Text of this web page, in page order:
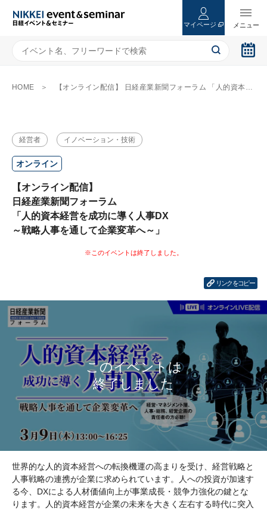
マイページ
HOME 【オンライン配信】 日経産業新聞フォーラム 「人的資本経営を成功に導く人事DX ～戦略人事を通して企業変革へ～」
経営者 イノベーション・技術
オンライン
【オンライン配信】
日経産業新聞フォーラム
「人的資本経営を成功に導く人事DX
～戦略人事を通して企業変革へ～」
リンクをコピー
世界的な人的資本経営への転換機運の高まりを受け、経営戦略と
人事戦略の連携が企業に求められています。人への投資が加速す
る今、DXによる人材価値向上が事業成長・競争力強化の鍵とな
ります。人的資本経営が企業の未来を大きく左右する時代に突入